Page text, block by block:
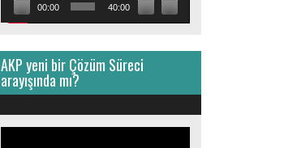
00:00 40:00
AKP yeni bir Çözüm Süreci
arayışında mı?